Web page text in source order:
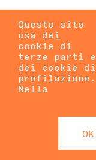
Questo sito
usa dei
cookie di
terze parti e
dei cookie di
profilazione.
Nella
OK